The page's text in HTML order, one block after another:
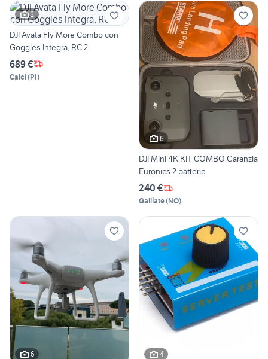
2
DJI Avata Fly More Combo con
Goggles Integra, RC 2
689 €
Calci(PI)
6
DJI Mini 4K KIT COMBO Garanzia
Euronics 2 batterie
240 €
Galliate(NO)
6 4